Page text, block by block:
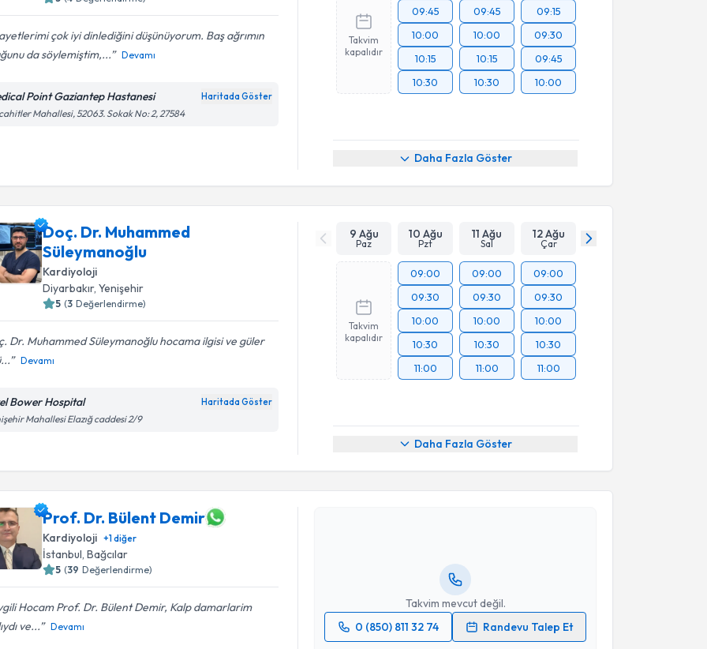
çok iyi dinlediğini düşünüyorum. Baş ağrımın
da söylemiştim,...
Devamı
Point Gaziantep Hastanesi Haritada Göster
Mahallesi, 52063. Sokak No: 2, 27584
Takvim
kapalıdır
09:45
10:00
10:15
10:30
09:45
10:00
10:15
10:30
09:15
09:30
09:45
10:00
Daha Fazla Göster
Doç. Dr. Muhammed
Süleymanoğlu
Kardiyoloji
Diyarbakır,Yenişehir
5 (3 Değerlendirme)
Dr. Muhammed Süleymanoğlu hocama ilgisi ve güler
Devamı
Bower Hospital Haritada Göster
Mahallesi Elazığ caddesi 2/9
9 Ağu
Paz
10 Ağu
Pzt
11 Ağu
Sal
12 Ağu
Çar
Takvim
kapalıdır
09:00
09:30
10:00
10:30
11:00
09:00
09:30
10:00
10:30
11:00
09:00
09:30
10:00
10:30
11:00
Daha Fazla Göster
Prof. Dr. Bülent Demir
Kardiyoloji +1diğer
İstanbul,Bağcılar
5 (39 Değerlendirme)
Hocam Prof. Dr. Bülent Demir, Kalp damarlarim
ve...
Devamı
Takvim mevcut değil.
0 (850) 811 32 74
Randevu Talep Et
Randevu Takvimi Talebi
Prof. Dr. Bülent Demir